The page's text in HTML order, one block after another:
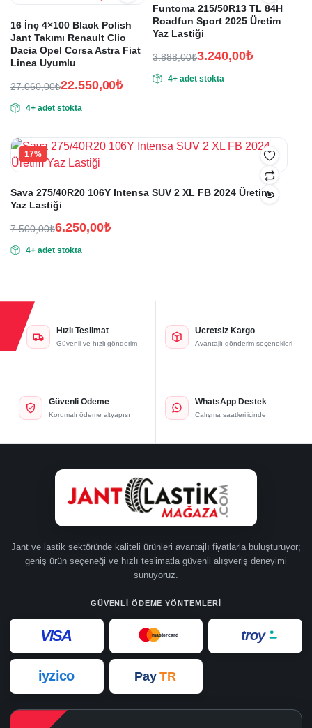
16 İnç 4×100 Black Polish
Jant Takımı Renault Clio
Dacia Opel Corsa Astra Fiat
Linea Uyumlu
27.060,00₺
fiyat:
22.550,00₺
andaki
22.550,00₺.
4+ adet stokta
Funtoma 215/50R13 TL 84H
Roadfun Sport 2025 Üretim
Yaz Lastiği
3.888,00₺
fiyat:
3.240,00₺
andaki
4+ adet stokta
17%
Sava 275/40R20 106Y Intensa SUV 2 XL FB 2024 Üretim
Yaz Lastiği
7.500,00₺
fiyat:
6.250,00₺
andaki
4+ adet stokta
Hızlı Teslimat
Güvenli ve hızlı gönderim
Ücretsiz Kargo
Avantajlı gönderim seçenekleri
Güvenli Ödeme
Korumalı ödeme altyapısı
WhatsApp Destek
Çalışma saatleri içinde
Jant ve lastik sektöründe kaliteli ürünleri avantajlı fiyatlarla buluşturuyor;
geniş ürün seçeneği ve hızlı teslimatla güvenli alışveriş deneyimi
sunuyoruz.
GÜVENLI ÖDEME YÖNTEMLERI
VISA mastercard troy
iyzico Pay TR